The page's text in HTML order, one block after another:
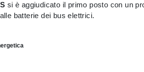
si è aggiudicato il primo posto con un
batterie dei bus elettrici.